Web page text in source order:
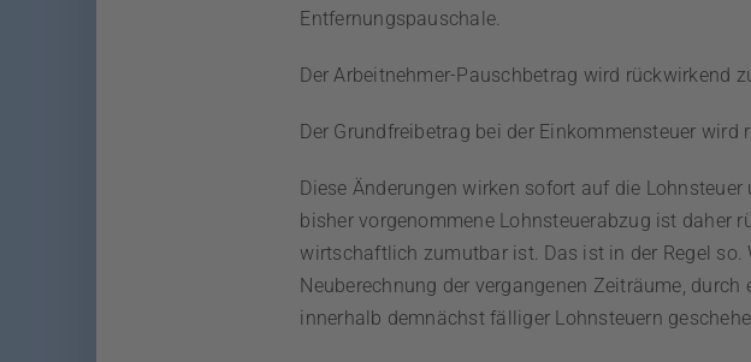
Entfernungspauschale.
Der Arbeitnehmer-Pauschbetrag wird rückwirkend
Der Grundfreibetrag bei der Einkommensteuer
Diese Änderungen wirken sofort auf die
bisher vorgenommene Lohnsteuerabzug ist daher
wirtschaftlich zumutbar ist. Das ist in der Regel
Neuberechnung der vergangenen Zeiträume,
innerhalb demnächst fälliger Lohnsteuern